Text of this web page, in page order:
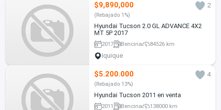
$9,890,000 2
(Rebajado 1%)
Hyundai Tucson 2.0 GL ADVANCE 4X2
MT 5P 2017
2017 Bencina 84526 km
Iquique
$5.200.000 4
(Rebajado 13%)
Hyundai Tucson 2011 en venta
2011 Bencina 138000 km